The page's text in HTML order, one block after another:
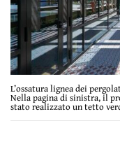
L’ossatura lignea dei
Nella pagina di sinistra, il
stato realizzato un tetto